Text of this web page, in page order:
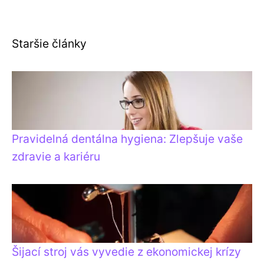
Staršie články
Pravidelná dentálna hygiena: Zlepšuje vaše
zdravie a kariéru
Šijací stroj vás vyvedie z ekonomickej krízy